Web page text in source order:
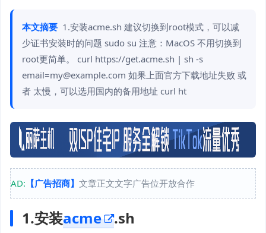
本文摘要 1.安装acme.sh 建议切换到root模式，可以减
少证书安装时的问题 sudo su 注意：MacOS 不用切换到
root更简单。 curl https://get.acme.sh | sh -s
email=my@example.com 如果上面官方下载地址失败 或
者 太慢，可以选用国内的备用地址 curl ht
AD: 【广告招商】 文章正文文字广告位开放合作
1.安装acme .sh